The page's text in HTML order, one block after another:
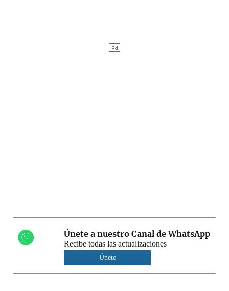
Únete a nuestro Canal de WhatsApp
Recibe todas las actualizaciones
Únete